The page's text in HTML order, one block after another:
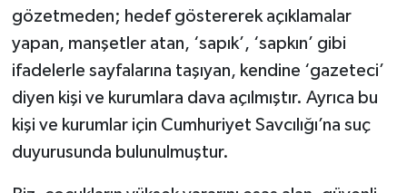
gözetmeden; hedef göstererek açıklamalar
yapan, manşetler atan, ‘sapık’, ‘sapkın’ gibi
ifadelerle sayfalarına taşıyan, kendine ‘gazeteci’
diyen kişi ve kurumlara dava açılmıştır. Ayrıca bu
kişi ve kurumlar için Cumhuriyet Savcılığı’na suç
duyurusunda bulunulmuştur.